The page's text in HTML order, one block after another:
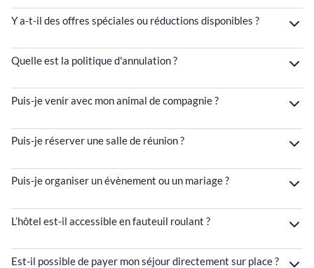
Y a-t-il des offres spéciales ou réductions disponibles ?
Quelle est la politique d'annulation ?
Puis-je venir avec mon animal de compagnie ?
Puis-je réserver une salle de réunion ?
Puis-je organiser un évènement ou un mariage ?
L’hôtel est-il accessible en fauteuil roulant ?
Est-il possible de payer mon séjour directement sur place ?